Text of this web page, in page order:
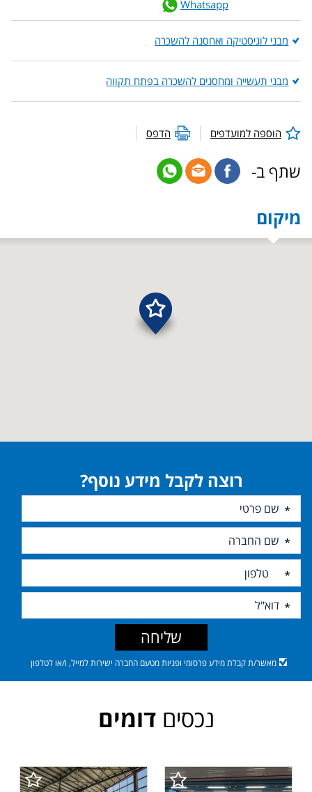
Whatsapp
מבני לוגיסטיקה ואחסנה להשכרה
מבני תעשייה ומחסנים להשכרה בפתח תקווה
הוספה למועדפים הדפס
שתף ב-
מיקום
רוצה לקבל מידע נוסף?
מאשר/ת קבלת מידע פרסומי ופניות מטעם החברה ישירות למייל, ו/או לטלפון
שליחה
נכסיםדומים